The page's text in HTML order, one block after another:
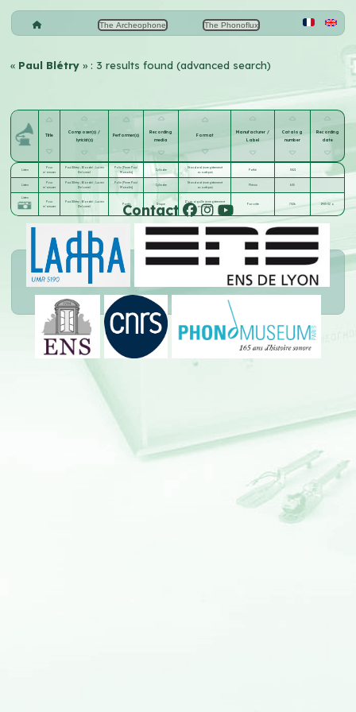
The Archeophone The Phonoflux
« Paul Blétry» : 3 results found (advanced search)
Title
Composer(s) /
lyricist(s)
Performer(s)
Recording
media
Format
Manufacturer /
Label
Catalog
number
Recording
date
Listen
Pour
m'amuser
Paul Blétry ; Blondel ;
Lucien
Delormel
Polin [Pierre Paul
Marsalès]
Cylindre
Standard (enregistrement
acoustique)
Pathé 3821
Listen
Pour
m'amuser
Paul Blétry ; Blondel ;
Lucien
Delormel
Polin [Pierre Paul
Marsalès]
Cylindre
Standard (enregistrement
acoustique)
Phénix 605
Listen
Pour
m'amuser
Paul Blétry ; Blondel ;
Lucien
Delormel
Pontis Disque
17 cm aiguille (enregistrement
acoustique)
Favorite 7026 1905-02 a
Contact